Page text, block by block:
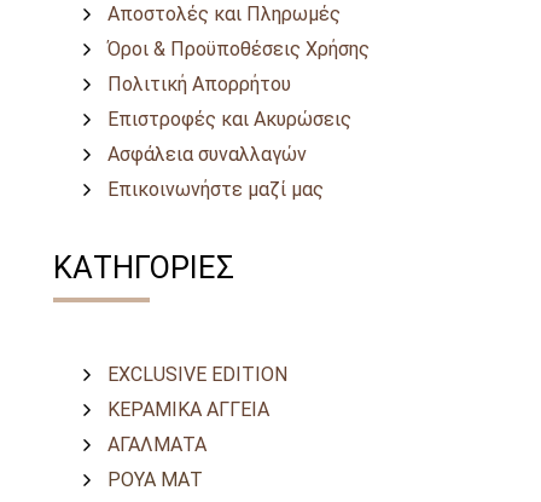
Αποστολές και Πληρωμές
Όροι & Προϋποθέσεις Χρήσης
Πολιτική Απορρήτου
Επιστροφές και Ακυρώσεις
Ασφάλεια συναλλαγών
Επικοινωνήστε μαζί μας
ΚΑΤΗΓΟΡΙΕΣ
EXCLUSIVE EDITION
ΚΕΡΑΜΙΚΑ ΑΓΓΕΙΑ
ΑΓΑΛΜΑΤΑ
ΡΟΥΑ ΜΑΤ